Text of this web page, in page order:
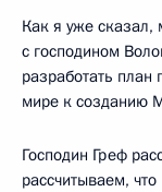
Как я уже сказал,
с господином
разработать план
мире к созданию
Господин Греф
рассчитываем,